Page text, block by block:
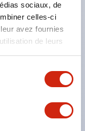
sociaux, de
celles-ci
avez fournies
de leurs
possibles
et du nombre
12 contacts
à poignée,